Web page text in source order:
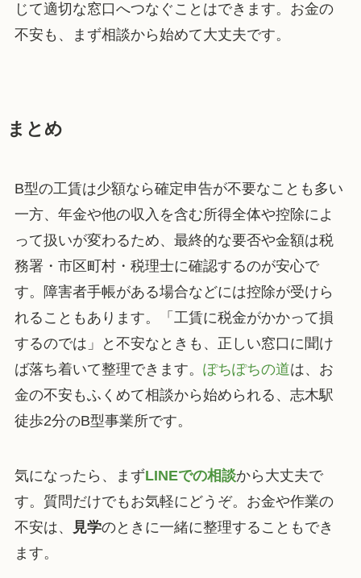
じて適切な窓口へつなぐことはできます。お金の
不安も、まず相談から始めて大丈夫です。
まとめ
B型の工賃は少額なら確定申告が不要なことも多い
一方、年金や他の収入を含む所得全体や控除によ
って扱いが変わるため、最終的な要否や金額は税
務署・市区町村・税理士に確認するのが安心で
す。障害者手帳がある場合などには控除が受けら
れることもあります。「工賃に税金がかかって損
するのでは」と不安なときも、正しい窓口に聞け
ば落ち着いて整理できます。 ぽちぽちの道は、お
金の不安もふくめて相談から始められる、志木駅
徒歩2分のB型事業所です。
気になったら、まずLINEでの相談から大丈夫で
す。質問だけでもお気軽にどうぞ。お金や作業の
不安は、
見学のときに一緒に整理することもでき
ます。